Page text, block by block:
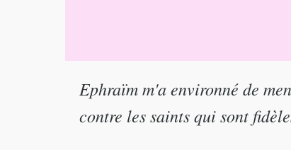
Ephraïm m'a environné de
contre les saints qui sont